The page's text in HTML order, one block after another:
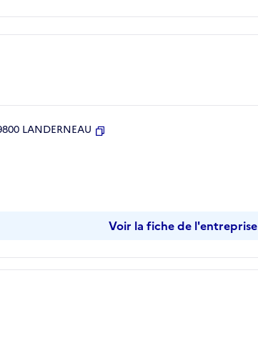
LANDERNEAU
Voir la fiche de l'entreprise